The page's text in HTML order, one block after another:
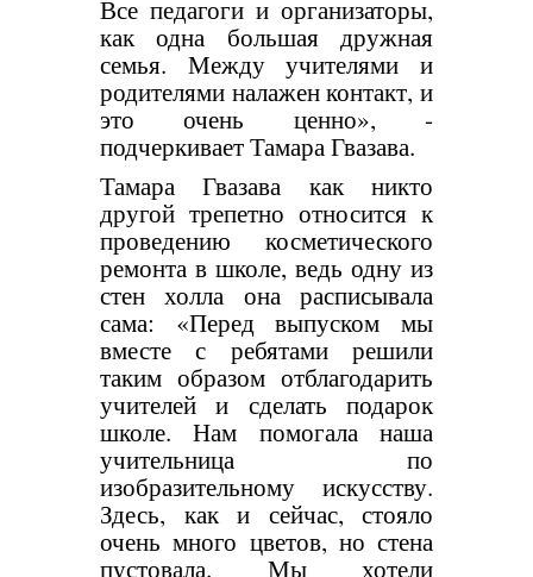
Все педагоги и организаторы,
как одна большая дружная
семья. Между учителями и
родителями налажен контакт, и
это очень ценно», -
подчеркивает Тамара Гвазава.
Тамара Гвазава как никто
другой трепетно относится к
проведению косметического
ремонта в школе, ведь одну из
стен холла она расписывала
сама: «Перед выпуском мы
вместе с ребятами решили
таким образом отблагодарить
учителей и сделать подарок
школе. Нам помогала наша
учительница по
изобразительному искусству.
Здесь, как и сейчас, стояло
очень много цветов, но стена
пустовала. Мы хотели